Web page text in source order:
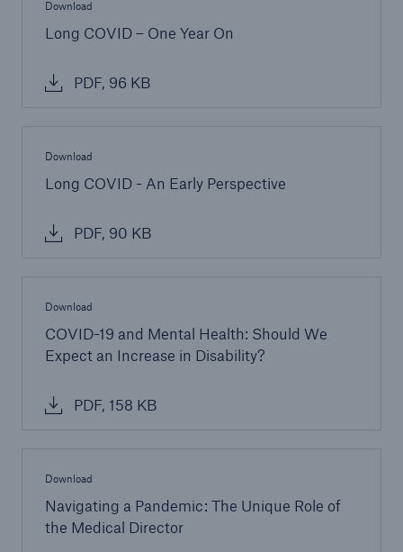
Download
Long COVID – One Year On
PDF, 96 KB
Download
Long COVID - An Early Perspective
PDF, 90 KB
Download
COVID-19 and Mental Health: Should We
Expect an Increase in Disability?
PDF, 158 KB
Download
Navigating a Pandemic: The Unique Role of
the Medical Director